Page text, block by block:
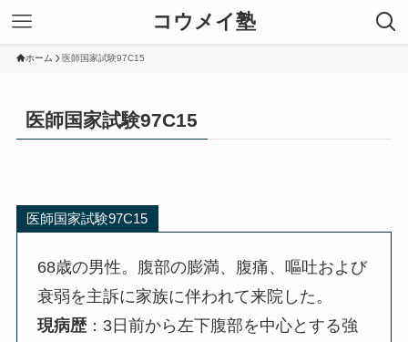
コウメイ塾
ホーム 医師国家試験97C15
医師国家試験97C15
医師国家試験97C15
68歳の男性。腹部の膨満、腹痛、嘔吐および
衰弱を主訴に家族に伴われて来院した。
現病歴 ：3日前から左下腹部を中心とする強